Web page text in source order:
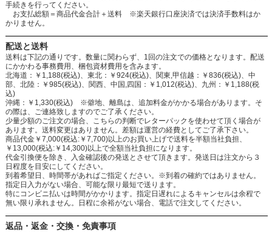
手続きを行ってください。
お支払総額＝商品代金合計＋送料 ※楽天銀行口座決済では決済手数料はか
かりません。
配送と送料
送料は下記の通りです。数量に関わらず、1回の注文での価格となります。配送
にかかわる事務費用、梱包資材費用を含みます。
北海道：￥1,188(税込)、東北：￥924(税込)、関東,甲信越：￥836(税込)、中
部、北陸：￥985(税込)、関西、中国,四国：￥1,012(税込)、九州：￥1,188(税
込)
沖縄：￥1,330(税込) ※僻地、離島は、追加料金がかかる場合があります。そ
の際は、ご連絡致しますのでご了承ください。
少量少額のご注文の場合、こちらの判断でレターパックを使わせて頂く場合が
あります。送料変更はありません。差額は運営の経費としてご了承下さい。
商品代金￥7,000(税込:￥7,700)以上のお買い上げで送料を半額当社負担、
￥13,000(税込:￥14,300)以上で全額当社負担になります。
代金引換便を除き、入金確認後の発送とさせて頂きます。発送日は注文から３
日程度を目安にしてください。
到着希望日、時間帯があればご指定ください。※到着の確約ではありません。
指定日入力がない場合、可能な限り最短で送ります。
特にコンビニ払いは時間がかかります。指定日遅れによるキャンセルは余程で
無い限り承れません。日程に余裕がない場合、電話で注文してください。
返品・返金・交換・免責事項